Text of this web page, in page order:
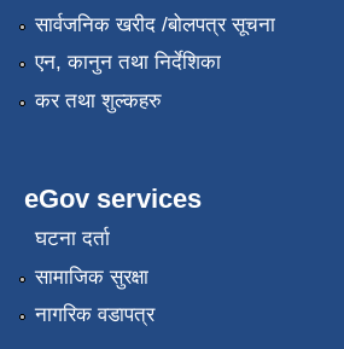
सार्वजनिक खरीद /बोलपत्र सूचना
एन, कानुन तथा निर्देशिका
कर तथा शुल्कहरु
eGov services
घटना दर्ता
सामाजिक सुरक्षा
नागरिक वडापत्र